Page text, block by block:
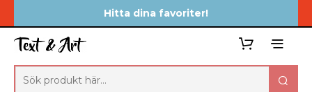
Hitta dina favoriter!